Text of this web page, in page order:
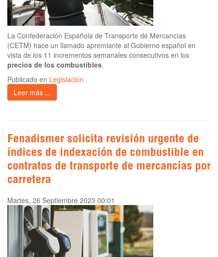
La Confederación Española de Transporte de Mercancías
(CETM) hace un llamado apremiante al Gobierno español en
vista de los 11 incrementos semanales consecutivos en los
precios de los combustibles.
Publicado en Legislación
Leer más ...
Fenadismer solicita revisión urgente de
índices de indexación de combustible en
contratos de transporte de mercancías por
carretera
Martes, 26 Septiembre 2023 00:01